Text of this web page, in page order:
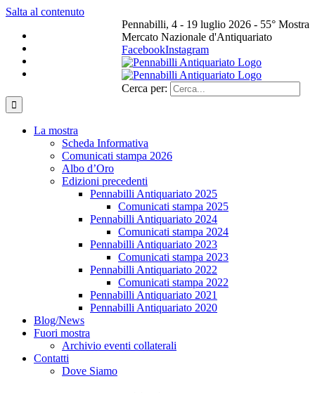
Salta al contenuto
Pennabilli, 4 - 19 luglio 2026 - 55° Mostra
Mercato Nazionale d'Antiquariato
FacebookInstagram
Cerca per:
La mostra
Scheda Informativa
Comunicati stampa 2026
Albo d’Oro
Edizioni precedenti
Pennabilli Antiquariato 2025
Comunicati stampa 2025
Pennabilli Antiquariato 2024
Comunicati stampa 2024
Pennabilli Antiquariato 2023
Comunicati stampa 2023
Pennabilli Antiquariato 2022
Comunicati stampa 2022
Pennabilli Antiquariato 2021
Pennabilli Antiquariato 2020
Blog/News
Fuori mostra
Archivio eventi collaterali
Contatti
Dove Siamo